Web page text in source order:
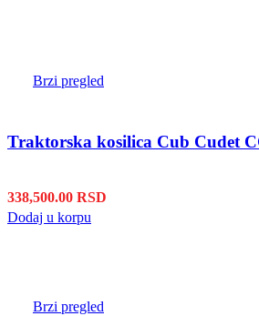
Brzi pregled
Traktorska kosilica Cub Cudet
338,500.00 RSD
Dodaj u korpu
Brzi pregled